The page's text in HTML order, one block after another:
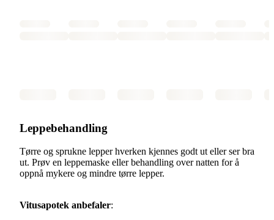
Leppebehandling
Tørre og sprukne lepper hverken kjennes godt ut eller ser bra
ut. Prøv en leppemaske eller behandling over natten for å
oppnå mykere og mindre tørre lepper.
Vitusapotek anbefaler: